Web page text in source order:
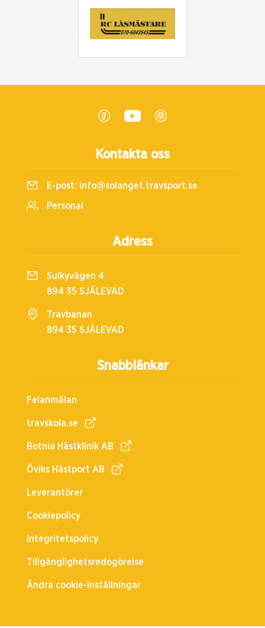
Snabblänkar
Felanmälan
travskola.se
Botnia Hästklinik AB
Öviks Hästport AB
Leverantörer
Cookiepolicy
Integritetspolicy
Tillgänglighetsredogörelse
Ändra cookie-inställningar
Kontakta oss
E-post: info@solanget.travsport.se
Personal
Adress
Sulkyvägen 4
894 35 SJÄLEVAD
Travbanan
894 35 SJÄLEVAD